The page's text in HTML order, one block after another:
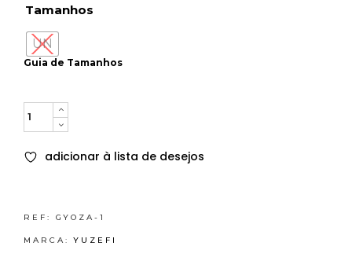
Guia de Tamanhos
Tamanhos
UN
Quantity
adicionar à lista de desejos
REF: GYOZA-1
MARCA:YUZEFI